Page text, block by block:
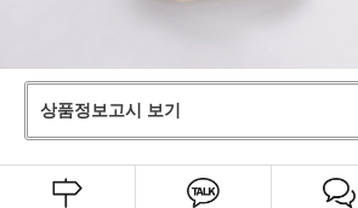
상품정보고시 보기